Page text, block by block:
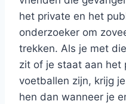
het private en het
onderzoeker om
trekken. Als je met
zit of je staat aan het
voetballen zijn, krijg
hen dan wanneer je